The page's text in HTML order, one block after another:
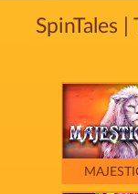
SpinTales